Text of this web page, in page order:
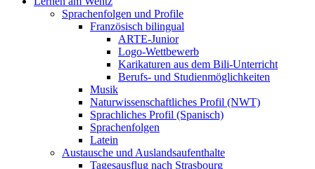
Sprachenfolgen und Profile
Französisch bilingual
ARTE-Junior
Logo-Wettbewerb
Karikaturen aus dem Bili-Unterricht
Berufs- und Studienmöglichkeiten
Musik
Naturwissenschaftliches Profil (NWT)
Sprachliches Profil (Spanisch)
Sprachenfolgen
Latein
Austausche und Auslandsaufenthalte
Tagesausflug nach Strasbourg